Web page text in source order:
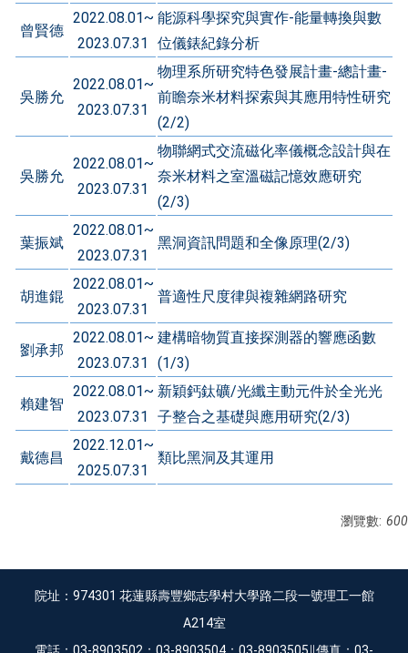
曾賢德
2022.08.01~
2023.07.31
能源科學探究與實作-能量轉換與數
位儀錶紀錄分析
吳勝允
2022.08.01~
2023.07.31
物理系所研究特色發展計畫-總計畫-
前瞻奈米材料探索與其應用特性研究
(2/2)
吳勝允
2022.08.01~
2023.07.31
物聯網式交流磁化率儀概念設計與在
奈米材料之室溫磁記憶效應研究
(2/3)
葉振斌
2022.08.01~
2023.07.31
黑洞資訊問題和全像原理(2/3)
胡進錕
2022.08.01~
2023.07.31
普適性尺度律與複雜網路研究
劉承邦
2022.08.01~
2023.07.31
建構暗物質直接探測器的響應函數
(1/3)
賴建智
2022.08.01~
2023.07.31
新穎鈣鈦礦/光纖主動元件於全光光
子整合之基礎與應用研究(2/3)
戴德昌
2022.12.01~
2025.07.31
類比黑洞及其運用
瀏覽數: 600
院址：974301 花蓮縣壽豐鄉志學村大學路二段一號理工一館
A214室